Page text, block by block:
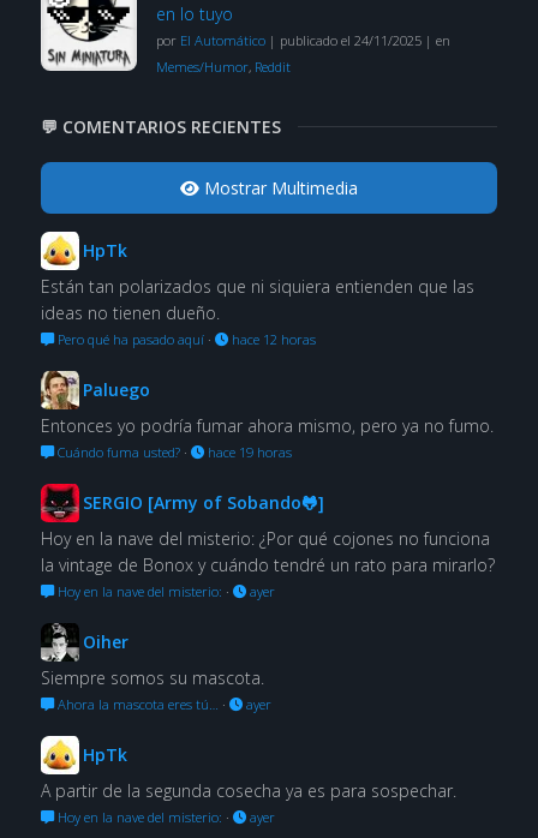
en lo tuyo
por El Automático| publicado el 24/11/2025| en
Memes/Humor, Reddit
💬 COMENTARIOS RECIENTES
Mostrar Multimedia
HpTk
Están tan polarizados que ni siquiera entienden que las
ideas no tienen dueño.
Pero qué ha pasado aquí· hace 12 horas
Paluego
Entonces yo podría fumar ahora mismo, pero ya no fumo.
Cuándo fuma usted?· hace 19 horas
SERGIO [Army of Sobando🐸]
Hoy en la nave del misterio: ¿Por qué cojones no funciona
la vintage de Bonox y cuándo tendré un rato para mirarlo?
Hoy en la nave del misterio: · ayer
Oiher
Siempre somos su mascota.
Ahora la mascota eres tú… · ayer
HpTk
A partir de la segunda cosecha ya es para sospechar.
Hoy en la nave del misterio: · ayer